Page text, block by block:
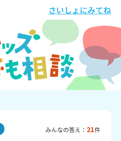
さいしょにみてね
みんなの答え： 21件